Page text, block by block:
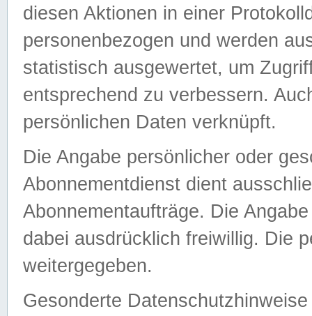
diesen Aktionen in einer
personenbezogen und werden
statistisch ausgewertet, um
entsprechend zu verbessern.
persönlichen Daten verknüpft.
Die Angabe persönlicher oder
Abonnementdienst dient
Abonnementaufträge. Die
dabei ausdrücklich freiwillig. Die
weitergegeben.
Gesonderte